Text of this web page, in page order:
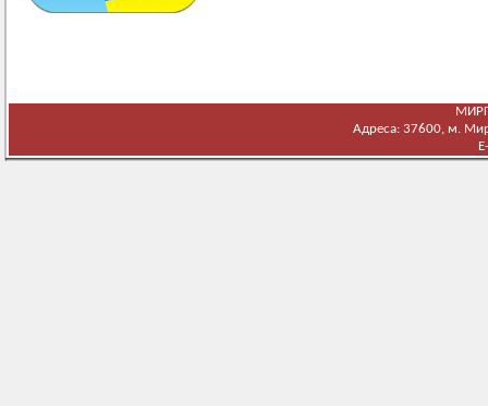
Адреса: 37600, м.